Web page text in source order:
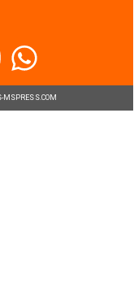
MSPRESS.COM